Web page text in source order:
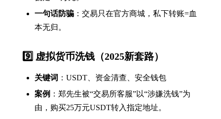
一句话防骗 ：交易只在官方商城，私下转账=血
本无归。
9️⃣ 虚拟货币洗钱（2025新套路）
关键词 ：USDT、资金清查、安全钱包
案例 ：郑先生被“交易所客服”以“涉嫌洗钱”为
由，购买25万元USDT转入指定地址。